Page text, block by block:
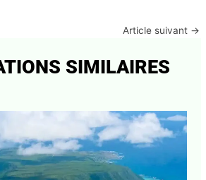
Article suivant →
SIMILAIRES